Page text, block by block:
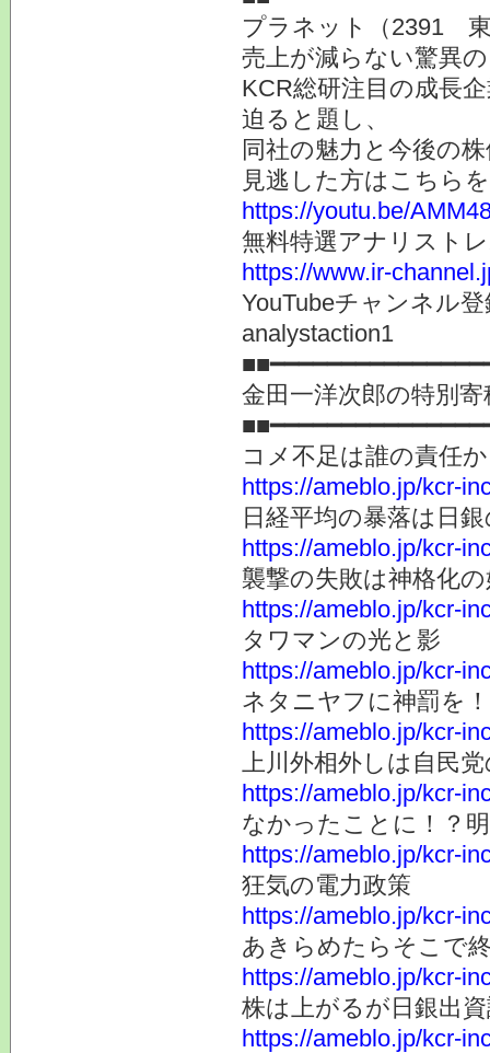
プラネット（2391
売上が減らない驚異
KCR総研注目の成長
迫ると題し、
同社の魅力と今後の
見逃した方はこちら
https://youtu.be/
無料特選アナリスト
https://www.ir-
YouTubeチャンネル
analystaction1
金田一洋次郎の特別
コメ不足は誰の責任
https://ameblo.jp/kcr-
日経平均の暴落は日
https://ameblo.jp/kcr-
襲撃の失敗は神格化
https://ameblo.jp/kcr-
タワマンの光と影
https://ameblo.jp/kcr-
ネタニヤフに神罰を！
https://ameblo.jp/kcr-
上川外相外しは自民
https://ameblo.jp/kcr-
なかったことに！？
https://ameblo.jp/kcr-
狂気の電力政策
https://ameblo.jp/kcr-
あきらめたらそこで
https://ameblo.jp/kcr-
株は上がるが日銀出
https://ameblo.jp/kcr-